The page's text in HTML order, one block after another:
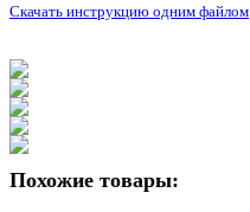
Скачать инструкцию одним файлом
Похожие товары: